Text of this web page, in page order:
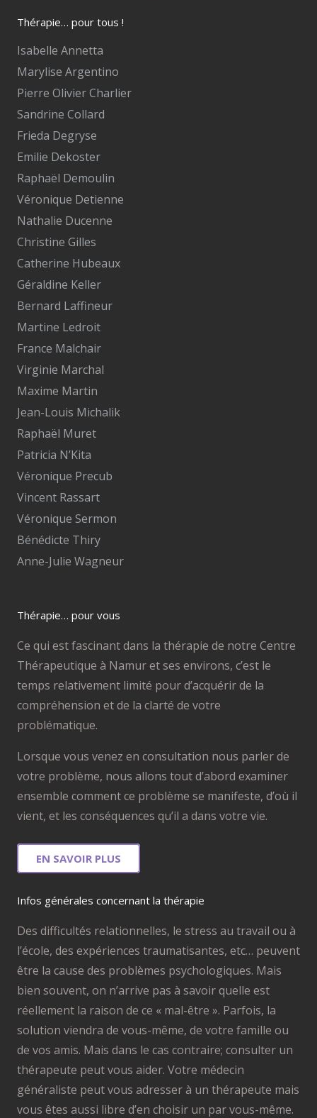
Thérapie… pour tous !
Isabelle Annetta
Marylise Argentino
Pierre Olivier Charlier
Sandrine Collard
Frieda Degryse
Emilie Dekoster
Raphaël Demoulin
Véronique Detienne
Nathalie Ducenne
Christine Gilles
Catherine Hubeaux
Géraldine Keller
Bernard Laffineur
Martine Ledroit
France Malchair
Virginie Marchal
Maxime Martin
Jean-Louis Michalik
Raphaël Muret
Patricia N’Kita
Véronique Precub
Vincent Rassart
Véronique Sermon
Bénédicte Thiry
Anne-Julie Wagneur
Thérapie… pour vous
Ce qui est fascinant dans la thérapie de notre Centre
Thérapeutique à Namur et ses environs, c’est le
temps relativement limité pour d’acquérir de la
compréhension et de la clarté de votre
problématique.
Lorsque vous venez en consultation nous parler de
votre problème, nous allons tout d’abord examiner
ensemble comment ce problème se manifeste, d’où il
vient, et les conséquences qu’il a dans votre vie.
EN SAVOIR PLUS
Infos générales concernant la thérapie
Des difficultés relationnelles, le stress au travail ou à
l’école, des expériences traumatisantes, etc… peuvent
être la cause des problèmes psychologiques. Mais
bien souvent, on n’arrive pas à savoir quelle est
réellement la raison de ce « mal-être ». Parfois, la
solution viendra de vous-même, de votre famille ou
de vos amis. Mais dans le cas contraire; consulter un
thérapeute peut vous aider. Votre médecin
généraliste peut vous adresser à un thérapeute mais
vous êtes aussi libre d’en choisir un par vous-même.